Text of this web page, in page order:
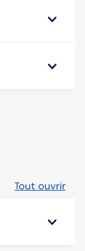
Tout ouvrir